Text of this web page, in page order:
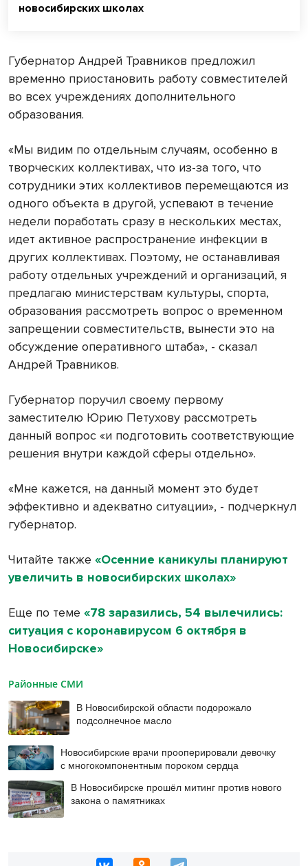
новосибирских школах
Губернатор Андрей Травников предложил
временно приостановить работу совместителей
во всех учреждениях дополнительного
образования.
«Мы видим по отдельным случаям, особенно в
творческих коллективах, что из-за того, что
сотрудники этих коллективов перемещаются из
одного объекта в другой, успевают в течение
недели поработать сразу в нескольких местах,
идет активное распространение инфекции в
других коллективах. Поэтому, не останавливая
работу отдельных учреждений и организаций, я
предлагаю министерствам культуры, спорта,
образования рассмотреть вопрос о временном
запрещении совместительств, вынести это на
обсуждение оперативного штаба», - сказал
Андрей Травников.
Губернатор поручил своему первому
заместителю Юрию Петухову рассмотреть
данный вопрос «и подготовить соответствующие
решения внутри каждой сферы отдельно».
«Мне кажется, на данный момент это будет
эффективно и адекватно ситуации», - подчеркнул
губернатор.
Читайте также «Осенние каникулы планируют
увеличить в новосибирских школах»
Еще по теме «78 заразились, 54 вылечились:
ситуация с коронавирусом 6 октября в
Новосибирске»
Районные СМИ
В Новосибирской области подорожало
подсолнечное масло
Новосибирские врачи прооперировали девочку
с многокомпонентным пороком сердца
В Новосибирске прошёл митинг против нового
закона о памятниках